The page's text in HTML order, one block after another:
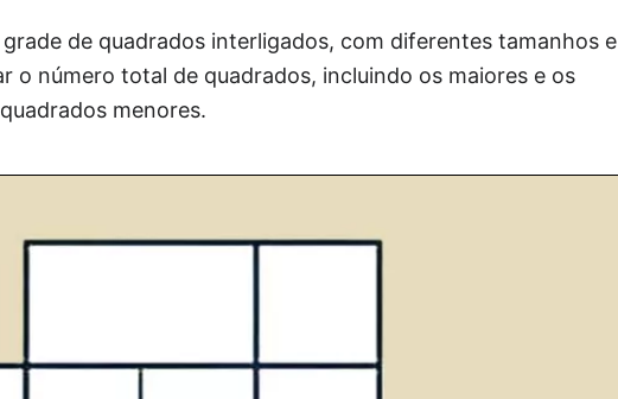
de quadrados interligados, com diferentes tamanhos e
o número total de quadrados, incluindo os maiores e os
menores.